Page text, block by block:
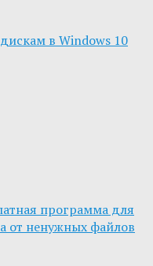
в Windows 10
программа для
от ненужных файлов